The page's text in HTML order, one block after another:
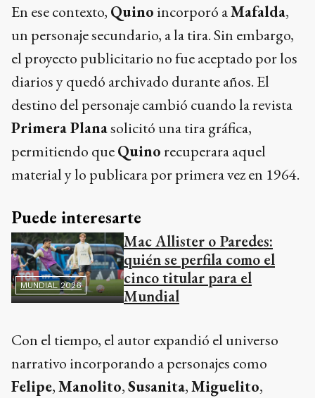
En ese contexto, Quino incorporó aMafalda,
un personaje secundario, a la tira. Sin embargo,
el proyecto publicitario no fue aceptado por los
diarios y quedó archivado durante años. El
destino del personaje cambió cuando la revista
Primera Planasolicitó una tira gráfica,
permitiendo queQuinorecuperara aquel
material y lo publicara por primera vez en 1964.
Puede interesarte
MUNDIAL 2026
Mac Allister o Paredes:
quién se perfila como el
cinco titular para el
Mundial
Con el tiempo, el autor expandió el universo
narrativo incorporando a personajes como
Felipe,Manolito,Susanita,Miguelito,